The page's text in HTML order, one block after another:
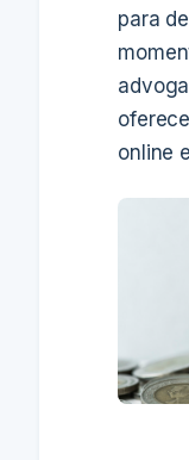
para
online